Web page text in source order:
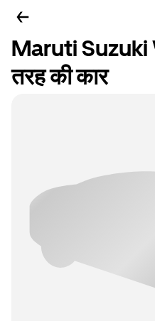
Maruti Suzuki
तरह की कार